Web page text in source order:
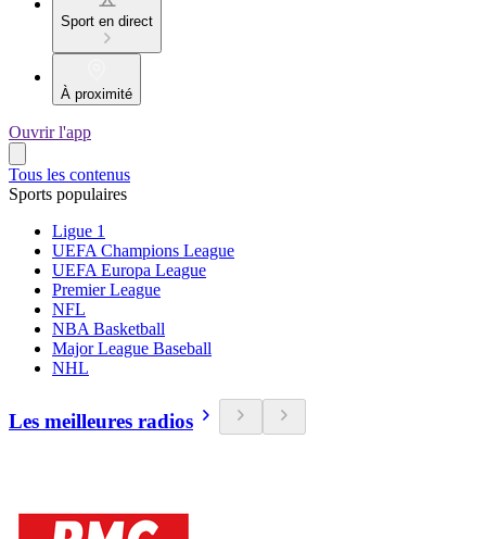
Sport en direct
À proximité
Ouvrir l'app
Tous les contenus
Sports populaires
Ligue 1
UEFA Champions League
UEFA Europa League
Premier League
NFL
NBA Basketball
Major League Baseball
NHL
Les meilleures radios